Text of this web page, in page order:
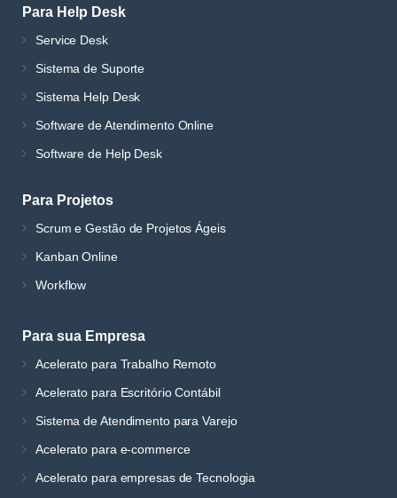
Para Help Desk
Service Desk
Sistema de Suporte
Sistema Help Desk
Software de Atendimento Online
Software de Help Desk
Para Projetos
Scrum e Gestão de Projetos Ágeis
Kanban Online
Workflow
Para sua Empresa
Acelerato para Trabalho Remoto
Acelerato para Escritório Contábil
Sistema de Atendimento para Varejo
Acelerato para e-commerce
Acelerato para empresas de Tecnologia